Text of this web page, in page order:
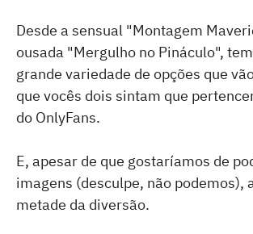
Desde a sensual "Montagem
ousada "Mergulho no Pináculo",
grande variedade de opções que
que vocês dois sintam que
do OnlyFans.
E, apesar de que gostaríamos de
imagens (desculpe, não podemos),
metade da diversão.